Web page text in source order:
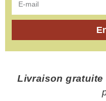
Livraison gratuite